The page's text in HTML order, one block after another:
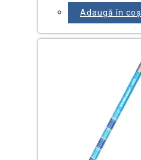
Adaugă în coș